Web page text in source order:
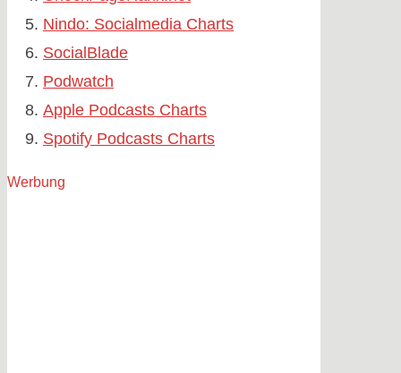
Nindo: Socialmedia Charts
SocialBlade
Podwatch
Apple Podcasts Charts
Spotify Podcasts Charts
Werbung